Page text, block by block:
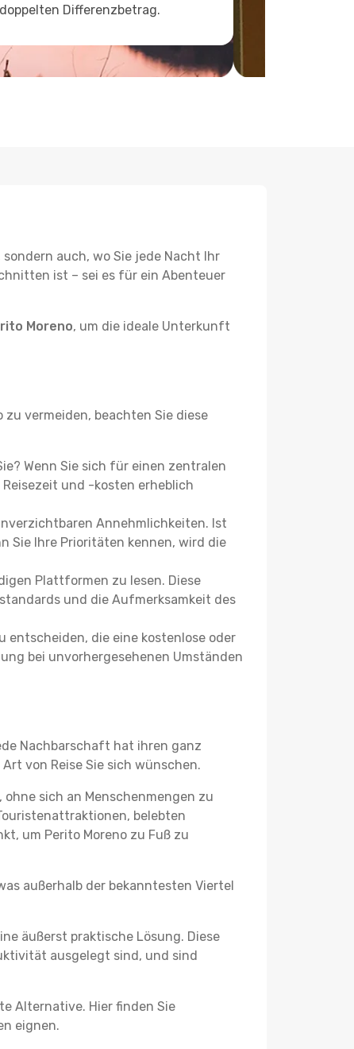
Differenzbetrag.
auch, wo Sie jede Nacht Ihr
ist – sei es für ein Abenteuer
Moreno, um die ideale Unterkunft
vermeiden, beachten Sie diese
Wenn Sie sich für einen zentralen
und -kosten erheblich
Annehmlichkeiten. Ist
Sie Ihre Prioritäten kennen, wird die
Plattformen zu lesen. Diese
und die Aufmerksamkeit des
entscheiden, die eine kostenlose oder
bei unvorhergesehenen Umständen
Nachbarschaft hat ihren ganz
von Reise Sie sich wünschen.
sich an Menschenmengen zu
belebten
um Perito Moreno zu Fuß zu
außerhalb der bekanntesten Viertel
äußerst praktische Lösung. Diese
ausgelegt sind, und sind
Alternative. Hier finden Sie
eignen.